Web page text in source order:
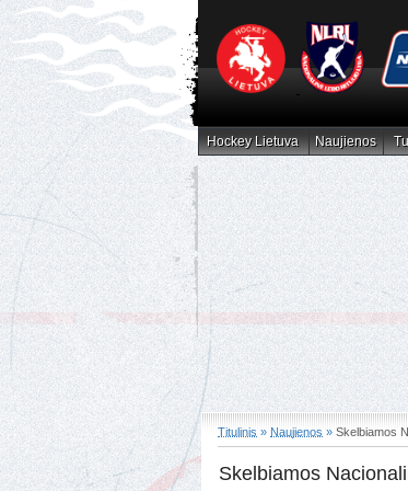
Hockey Lietuva
Hockey Lietuva Naujienos
Naujienos
Titulinis » Naujienos » Skelbiamos
Skelbiamos